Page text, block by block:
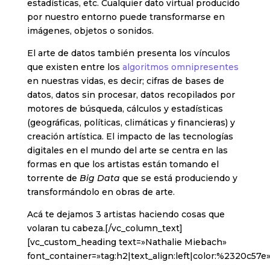
estadísticas, etc. Cualquier dato virtual producido
por nuestro entorno puede transformarse en
imágenes, objetos o sonidos.
El arte de datos también presenta los vínculos
que existen entre los algoritmos omnipresentes
en nuestras vidas, es decir; cifras de bases de
datos, datos sin procesar, datos recopilados por
motores de búsqueda, cálculos y estadísticas
(geográficas, políticas, climáticas y financieras) y
creación artística. El impacto de las tecnologías
digitales en el mundo del arte se centra en las
formas en que los artistas están tomando el
torrente de Big Data que se está produciendo y
transformándolo en obras de arte.
Acá te dejamos 3 artistas haciendo cosas que
volaran tu cabeza.[/vc_column_text]
[vc_custom_heading text=»Nathalie Miebach»
font_container=»tag:h2|text_align:left|color:%2320c57e»